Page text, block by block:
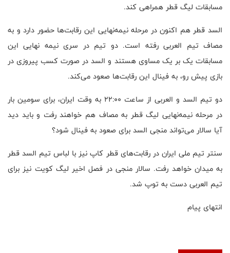
مسابقات لیگ قطر همراهی کند.
السد قطر هم اکنون در مرحله نیمه‌نهایی این رقابت‌ها حضور دارد و به
مصاف تیم العربی رفته است. دو تیم در سری نیمه نهایی این
مسابقات یک بر یک مساوی هستند و السد در صورت کسب پیروزی در
بازی پیش رو، به فینال این رقابت‌ها صعود می‌کند.
دو تیم السد و العربی از ساعت ۲۲:۰۰ به وقت ایران، برای سومین بار
در مرحله نیمه‌نهایی لیگ قطر به مصاف هم خواهند رفت و باید دید
آیا سالار می‌تواند منجی السد برای صعود به فینال شود؟
سنتر تیم ملی ایران در رقابت‌های قطر کاپ نیز با لباس تیم السد قطر
به میدان خواهد رفت. سالار منجی در فصل اخیر لیگ کویت نیز برای
تیم العربی دست به توپ شد.
انتهای پیام